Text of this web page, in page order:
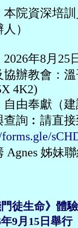
本院資深培
）
2026年8月25
辦教會：溫
4K2)
自由奉獻（
查詢︰請直接
Agnes 姊妹
門徒生命》體
9月15日舉行